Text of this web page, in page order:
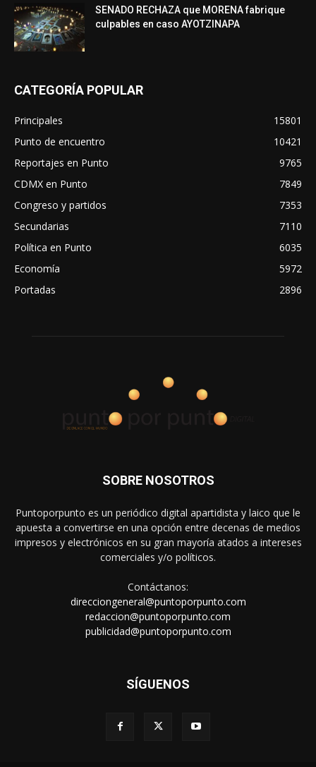
SENADO RECHAZA que MORENA fabrique
culpables en caso AYOTZINAPA
CATEGORÍA POPULAR
Principales
15801
Punto de encuentro
10421
Reportajes en Punto
9765
CDMX en Punto
7849
Congreso y partidos
7353
Secundarias
7110
Política en Punto
6035
Economía
5972
Portadas
2896
SOBRE NOSOTROS
Puntoporpunto es un periódico digital apartidista y laico que le
apuesta a convertirse en una opción entre decenas de medios
impresos y electrónicos en su gran mayoría atados a intereses
comerciales y/o políticos.
Contáctanos:
direcciongeneral@puntoporpunto.com
redaccion@puntoporpunto.com
publicidad@puntoporpunto.com
SÍGUENOS